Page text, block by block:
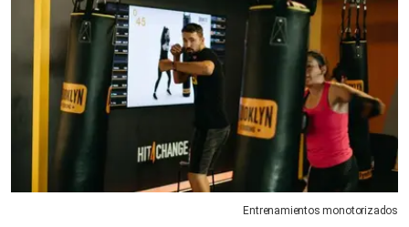
Entrenamientos monotorizados